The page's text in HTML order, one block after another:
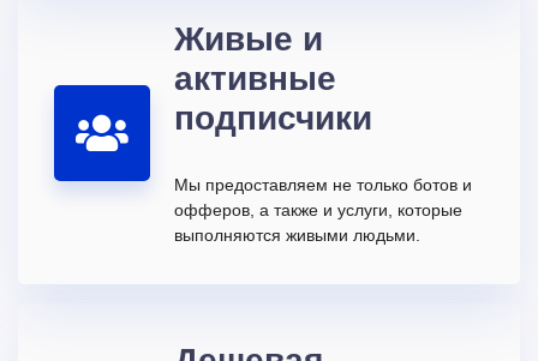
Живые и
активные
подписчики
Мы предоставляем не только ботов и
офферов, а также и услуги, которые
выполняются живыми людьми.